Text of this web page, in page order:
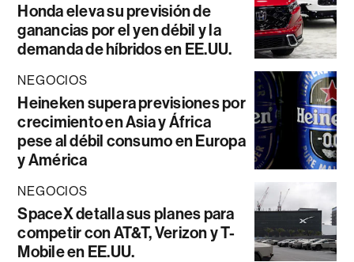
Honda eleva su previsión de
ganancias por el yen débil y la
demanda de híbridos en EE.UU.
NEGOCIOS
Heineken supera previsiones por
crecimiento en Asia y África
pese al débil consumo en Europa
y América
NEGOCIOS
SpaceX detalla sus planes para
competir con AT&T, Verizon y T-
Mobile en EE.UU.